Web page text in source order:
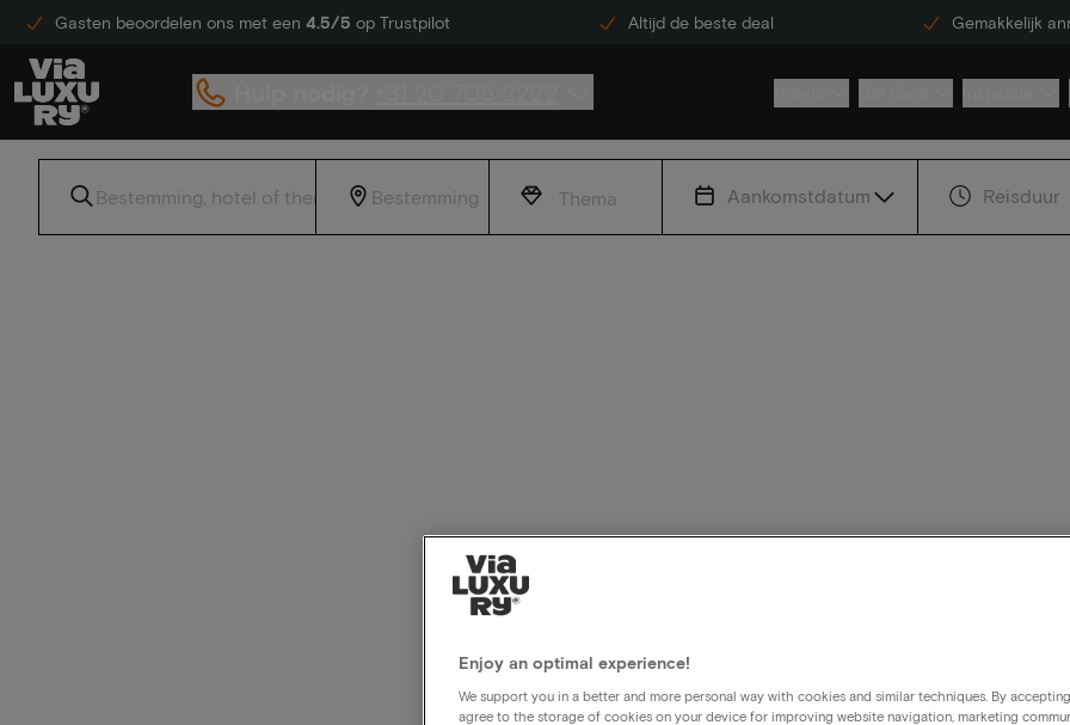
Gasten beoordelen ons met een 4.5/5 op Trustpilot Altijd de beste deal Gemakkelijk
Thema Aankomstdatum Reisduur
Golden
korting
Enjoy an optimal experience!
We support you in a better and more personal way with cookies and similar techniques. By
agree to the storage of cookies on your device for improving website navigation, marketing